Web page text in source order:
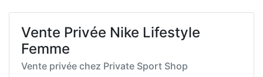
Vente Privée Nike Lifestyle
Femme
Vente privée chez Private Sport Shop